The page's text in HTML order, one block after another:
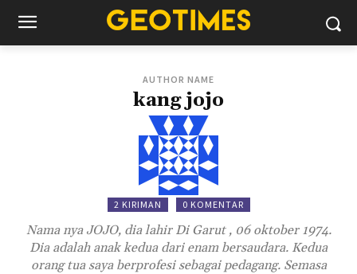
AUTHOR NAME
kang jojo
2 KIRIMAN 0 KOMENTAR
Nama nya JOJO, dia lahir Di Garut , 06 oktober 1974.
Dia adalah anak kedua dari enam bersaudara. Kedua
orang tua saya berprofesi sebagai pedagang. Semasa